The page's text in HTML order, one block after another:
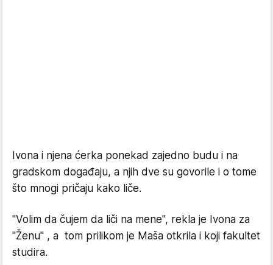
Ivona i njena ćerka ponekad zajedno budu i na
gradskom događaju, a njih dve su govorile i o tome
što mnogi pričaju kako liče.
"Volim da čujem da liči na mene", rekla je Ivona za
"Ženu" , a tom prilikom je Maša otkrila i koji fakultet
studira.